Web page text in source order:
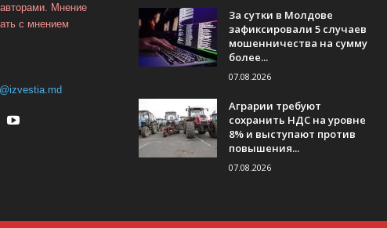
Мнение
с мнением
За сутки в Молдове
зафиксировали 5 случаев
мошенничества на сумму
более...
07.08.2026
Аграрии требуют
сохранить НДС на уровне
8% и выступают против
повышения...
07.08.2026